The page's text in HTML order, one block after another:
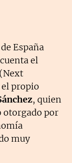
España
el
(Next
propio
, quien
otorgado por
muy